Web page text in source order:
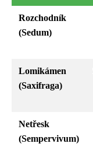
Rozchodník
(Sedum)
Lomikámen
(Saxifraga)
Netřesk
(Sempervivum)